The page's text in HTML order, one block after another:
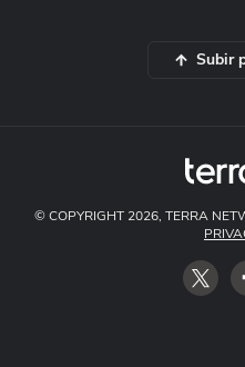
Subir
© COPYRIGHT 2026, TERRA